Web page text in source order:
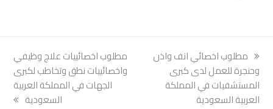
previous
post:
مطلوب اخصائي انف واذن
وحنجرة للعمل لدى كبرى
المستشفيات في المملكة
العربية السعودية
next
post:
مطلوب اخصائييات علاج وظيفي
واخصائييات نطق وتخاطب لكبرى
الجهات في المملكة العربية
السعودية